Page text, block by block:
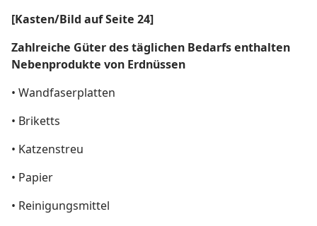
[Kasten/Bild auf Seite 24]
Zahlreiche Güter des täglichen Bedarfs enthalten
Nebenprodukte von Erdnüssen
• Wandfaserplatten
• Briketts
• Katzenstreu
• Papier
• Reinigungsmittel